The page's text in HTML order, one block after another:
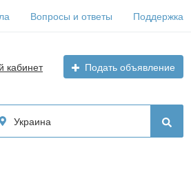
Вопросы и ответы Поддержка
кабинет Подать объявление
Украина